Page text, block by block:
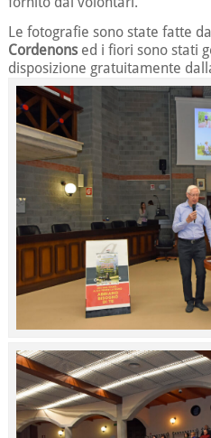
Le fotografie sono state fatte dal
Cordenonsed i fiori sono stati
disposizione gratuitamente